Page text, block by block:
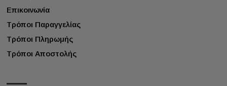
Επικοινωνία
Τρόποι Παραγγελίας
Τρόποι Πληρωμής
Τρόποι Αποστολής